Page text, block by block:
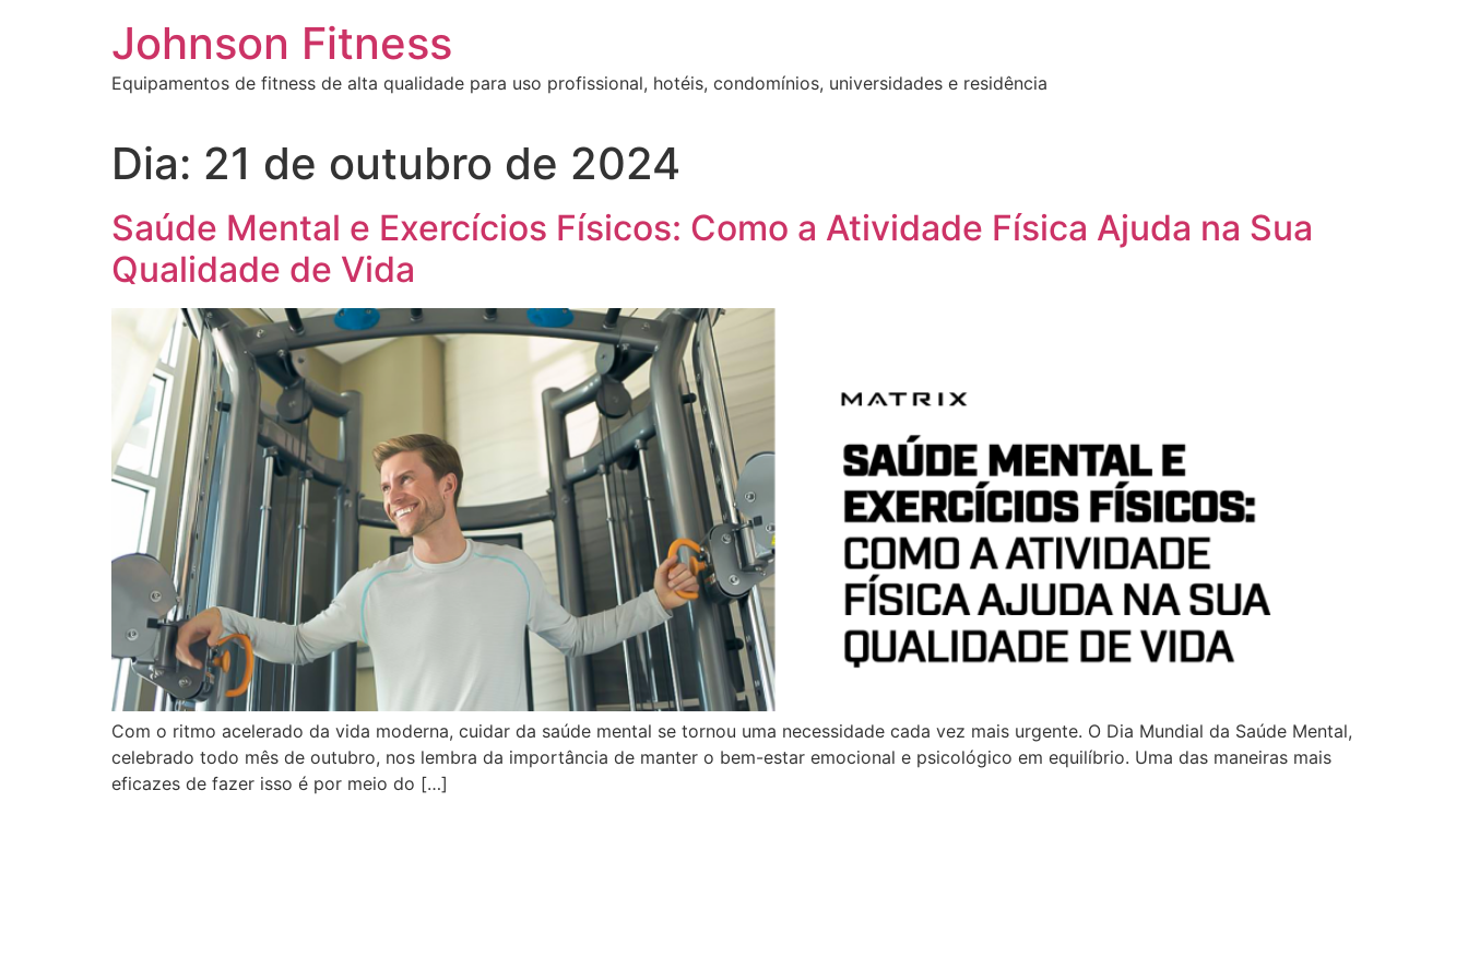
Johnson Fitness
Equipamentos de fitness de alta qualidade para uso profissional, hotéis, condomínios, universidades e residência
Dia: 21 de outubro de 2024
Saúde Mental e Exercícios Físicos: Como a Atividade Física Ajuda na Sua
Qualidade de Vida
Com o ritmo acelerado da vida moderna, cuidar da saúde mental se tornou uma necessidade cada vez mais urgente. O Dia Mundial da Saúde Mental,
celebrado todo mês de outubro, nos lembra da importância de manter o bem-estar emocional e psicológico em equilíbrio. Uma das maneiras mais
eficazes de fazer isso é por meio do […]